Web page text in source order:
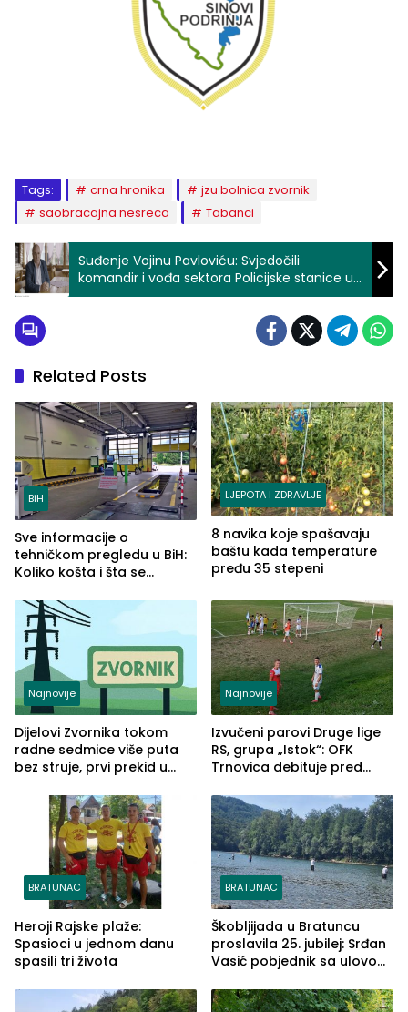
Tags: crna hronika
jzu bolnica zvornik
saobracajna nesreca
Tabanci
Suđenje Vojinu Pavloviću: Svjedočili
komandir i vođa sektora Policijske stanice u
Bratuncu
Related Posts
BiH
Sve informacije o
tehničkom pregledu u BiH:
Koliko košta i šta se
LJEPOTA I ZDRAVLJE
8 navika koje spašavaju
baštu kada temperature
pređu 35 stepeni
Najnovije
Dijelovi Zvornika tokom
radne sedmice više puta
bez struje, prvi prekid u
Najnovije
Izvučeni parovi Druge lige
RS, grupa „Istok“: OFK
Trnovica debituje pred
Drine HE
BRATUNAC
Heroji Rajske plaže:
Spasioci u jednom danu
spasili tri života
BRATUNAC
Škobljijada u Bratuncu
proslavila 25. jubilej: Srđan
Vasić pobjednik sa ulovom